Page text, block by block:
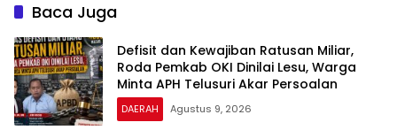
Baca Juga
Defisit dan Kewajiban Ratusan Miliar,
Roda Pemkab OKI Dinilai Lesu, Warga
Minta APH Telusuri Akar Persoalan
DAERAH Agustus 9, 2026